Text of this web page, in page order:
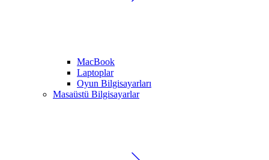
MacBook
Laptoplar
Oyun Bilgisayarları
Masaüstü Bilgisayarlar